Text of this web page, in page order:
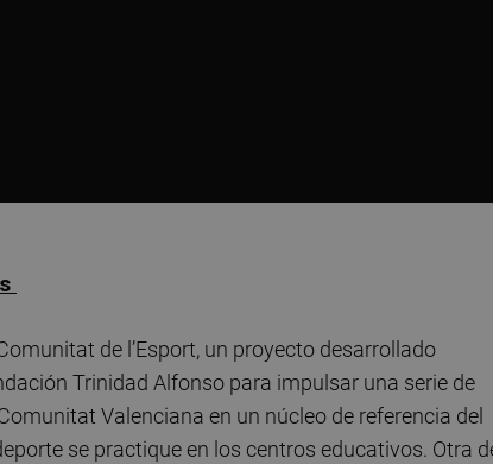
de l’Esport, un proyecto desarrollado
Trinidad Alfonso para impulsar una serie de
Valenciana en un núcleo de referencia del
se practique en los centros educativos. Otra